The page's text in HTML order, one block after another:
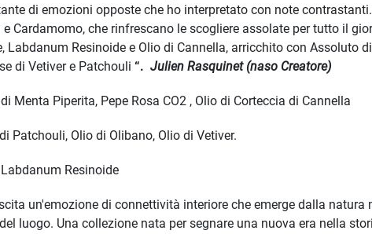
di emozioni opposte che ho interpretato con note
Cardamomo, che rinfrescano le scogliere assolate per tutto il
Resinoide e Olio di Cannella, arricchito con Assoluto
di Vetiver e Patchouli“. Julien Rasquinet (naso Creatore)
Menta Piperita, Pepe Rosa CO2 , Olio di Corteccia di Cannella
Patchouli, Olio di Olibano, Olio di Vetiver.
Resinoide
un'emozione di connettività interiore che emerge dalla
luogo. Una collezione nata per segnare una nuova era nella